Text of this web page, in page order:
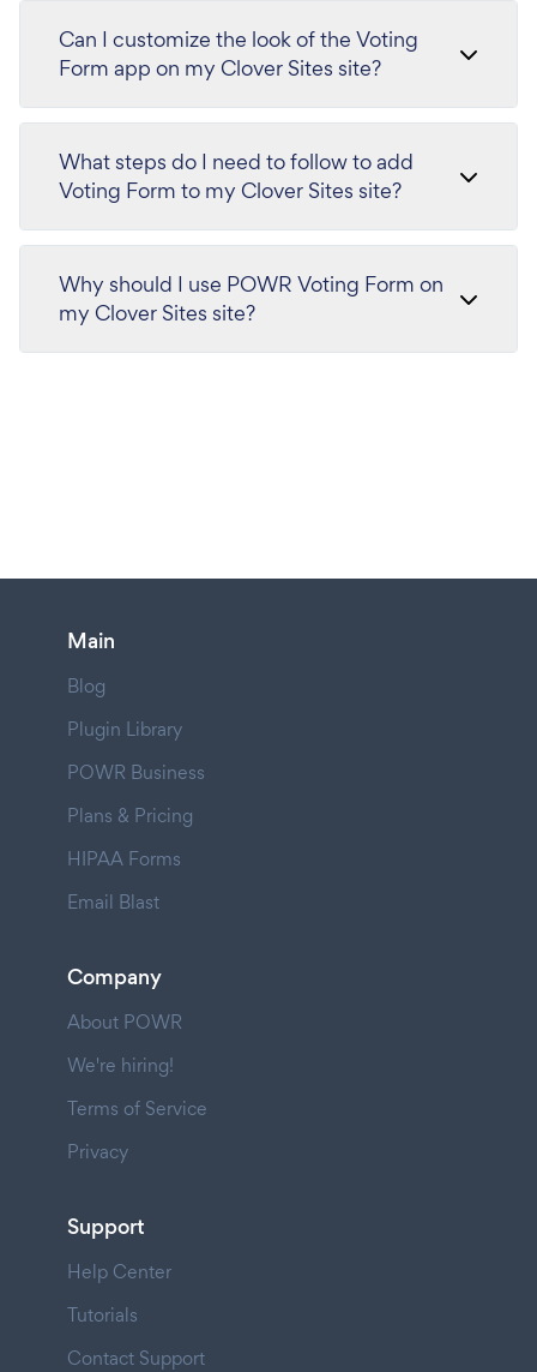
Can I customize the look of the Voting
Form app on my Clover Sites site?
What steps do I need to follow to add
Voting Form to my Clover Sites site?
Why should I use POWR Voting Form on
my Clover Sites site?
Main
Blog
Plugin Library
POWR Business
Plans & Pricing
HIPAA Forms
Email Blast
Company
About POWR
We're hiring!
Terms of Service
Privacy
Support
Help Center
Tutorials
Contact Support